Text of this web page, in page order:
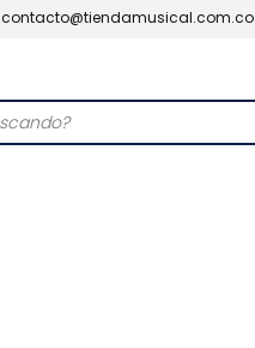
contacto@tiendamusical.com.co